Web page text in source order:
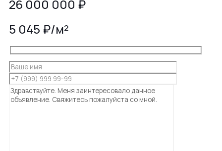
26 000 000 ₽
5 045 ₽/м²